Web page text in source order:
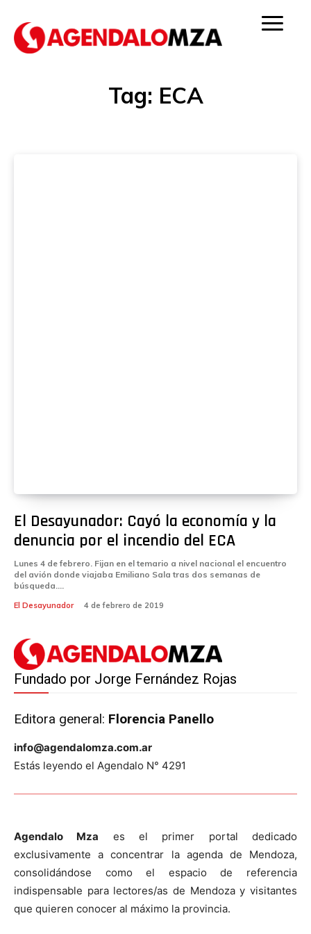
Tag: ECA
El Desayunador: Cayó la economía y la
denuncia por el incendio del ECA
Lunes 4 de febrero. Fijan en el temario a nivel nacional el encuentro
del avión donde viajaba Emiliano Sala tras dos semanas de
búsqueda....
El Desayunador 4 de febrero de 2019
Fundado por Jorge Fernández Rojas
Editora general: Florencia Panello
info@agendalomza.com.ar
Estás leyendo el Agendalo N° 4291
Agendalo Mza es el primer portal dedicado
exclusivamente a concentrar la agenda de Mendoza,
consolidándose como el espacio de referencia
indispensable para lectores/as de Mendoza y visitantes
que quieren conocer al máximo la provincia.